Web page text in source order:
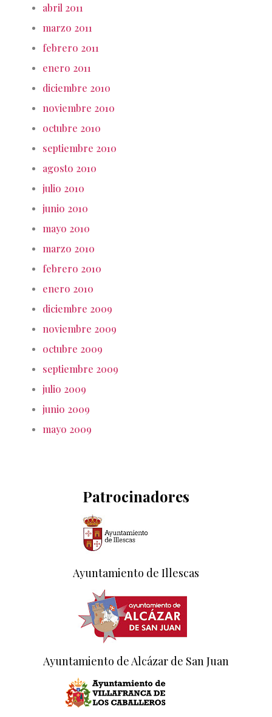
abril 2011
marzo 2011
febrero 2011
enero 2011
diciembre 2010
noviembre 2010
octubre 2010
septiembre 2010
agosto 2010
julio 2010
junio 2010
mayo 2010
marzo 2010
febrero 2010
enero 2010
diciembre 2009
noviembre 2009
octubre 2009
septiembre 2009
julio 2009
junio 2009
mayo 2009
Patrocinadores
Ayuntamiento de Illescas
Ayuntamiento de Alcázar de San Juan